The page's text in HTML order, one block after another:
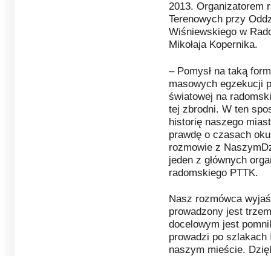
2013. Organizatorem
Terenowych przy
Wiśniewskiego w
Mikołaja Kopernika.
– Pomysł na taką
masowych egzekucji
światowej na
tej zbrodni. W ten
historię naszego
prawdę o czasach
rozmowie z
jeden z głównych
radomskiego PTTK.
Nasz rozmówca
prowadzony jest
docelowym jest
prowadzi po
naszym mieście.